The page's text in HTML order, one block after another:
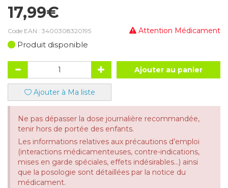
17,99€
Attention Médicament
Code EAN : 3400308320195
Produit disponible
Ajouter au panier
Ajouter à Ma liste
Ne pas dépasser la dose journalière recommandée,
tenir hors de portée des enfants.
Les informations relatives aux précautions d’emploi
(interactions médicamenteuses, contre-indications,
mises en garde spéciales, effets indésirables...) ainsi
que la posologie sont détaillées par la notice du
médicament.